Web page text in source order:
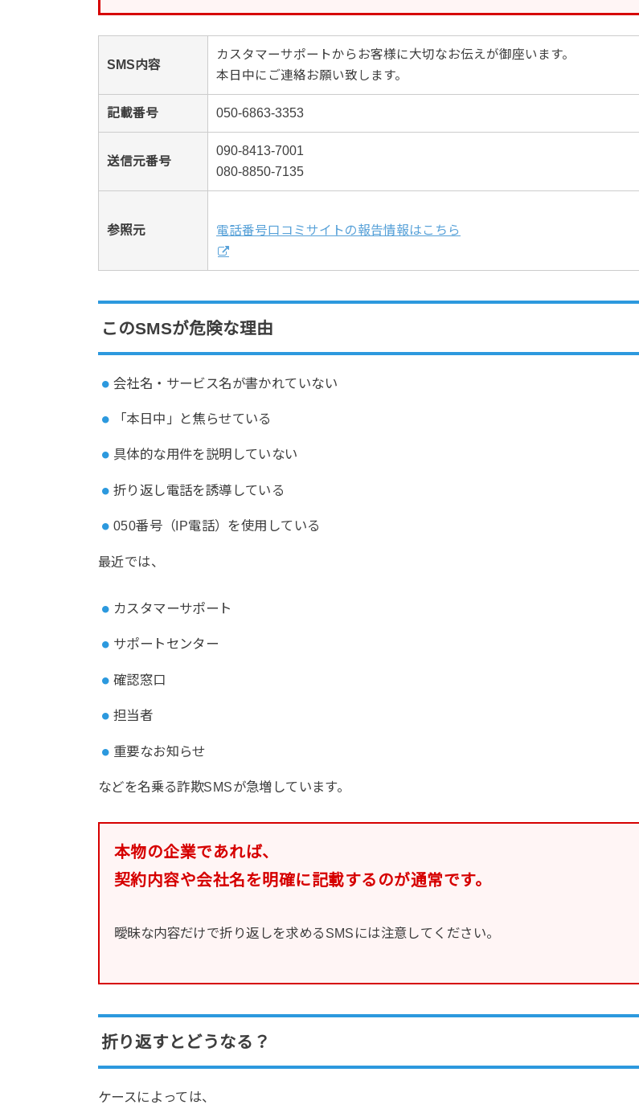
SMS内容
カスタマーサポートからお客様に大切なお伝えが御座います。
本日中にご連絡お願い致します。
記載番号 050-6863-3353
送信元番号
090-8413-7001
080-8850-7135
参照元 電話番号口コミサイトの報告情報はこちら
このSMSが危険な理由
会社名・サービス名が書かれていない
「本日中」と焦らせている
具体的な用件を説明していない
折り返し電話を誘導している
050番号（IP電話）を使用している
最近では、
カスタマーサポート
サポートセンター
確認窓口
担当者
重要なお知らせ
などを名乗る詐欺SMSが急増しています。
本物の企業であれば、
契約内容や会社名を明確に記載するのが通常です。
曖昧な内容だけで折り返しを求めるSMSには注意してください。
折り返すとどうなる？
ケースによっては、